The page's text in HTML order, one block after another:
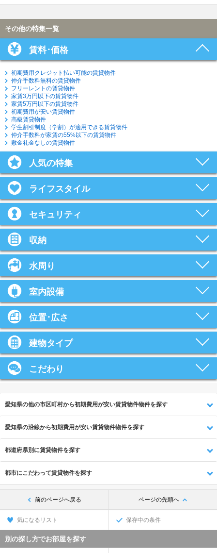
その他の特集一覧
賃料･価格
初期費用クレジット払い可能の賃貸物件
仲介手数料無料の賃貸物件
フリーレントの賃貸物件
家賃3万円以下の賃貸物件
家賃5万円以下の賃貸物件
初期費用が安い賃貸物件
高級賃貸物件
学生割引制度（学割）が適用できる賃貸物件
仲介手数料が家賃の55%以下の賃貸物件
敷金礼金なしの賃貸物件
人気の特集
ライフスタイル
セキュリティ
収納
水周り
室内設備
位置･広さ
建物タイプ
こだわり
愛知県の他の市区町村から初期費用が安い賃貸物件物件を探す
愛知県の沿線から初期費用が安い賃貸物件物件を探す
都道府県別に賃貸物件を探す
都市にこだわって賃貸物件を探す
前のページへ戻る ページの先頭へ
気になるリスト 保存中の条件
別の探し方でお部屋を探す